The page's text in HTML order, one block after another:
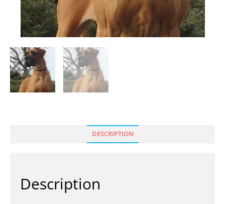
DESCRIPTION
Description